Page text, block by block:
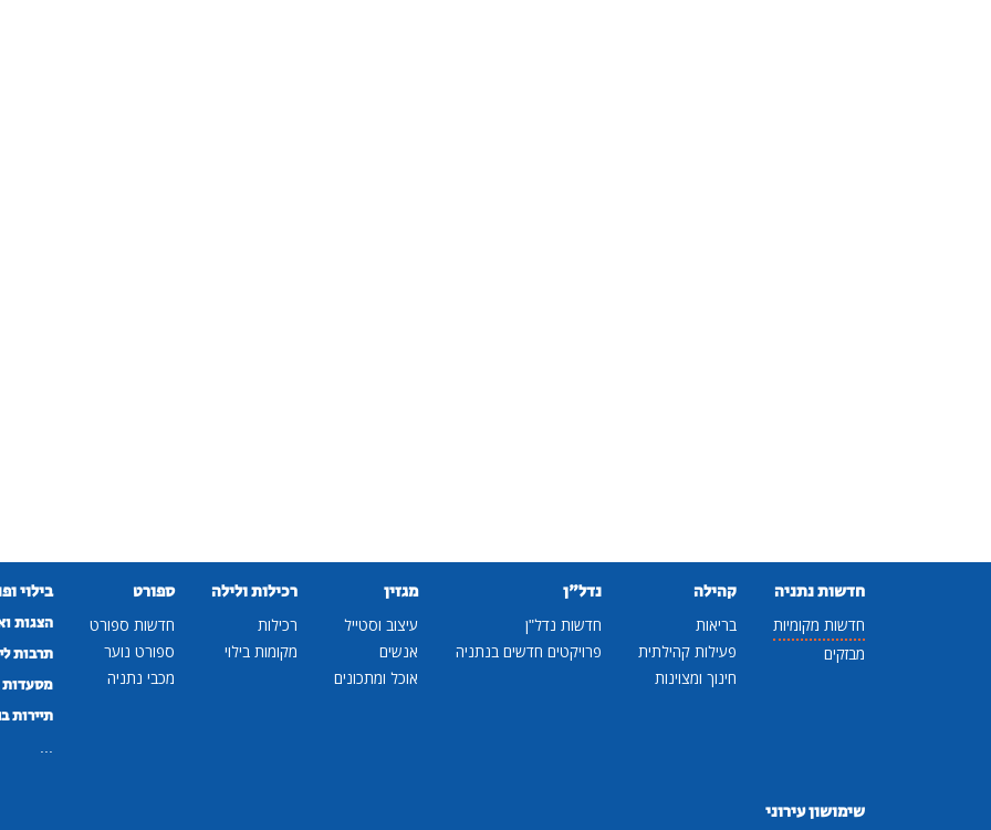
חדשות נתניה
חדשות מקומיות
מבזקים
קהילה
בריאות
פעילות קהילתית
חינוך ומצוינות
נדל"ן
חדשות נדל"ן
פרויקטים חדשים בנתניה
מגזין
עיצוב וסטייל
אנשים
אוכל ומתכונים
רכילות ולילה
רכילות
מקומות בילוי
ספורט
חדשות ספורט
ספורט נוער
מכבי נתניה
בילוי
הצגות
תרבות
מסעדות
תיירות
שימושון עירוני